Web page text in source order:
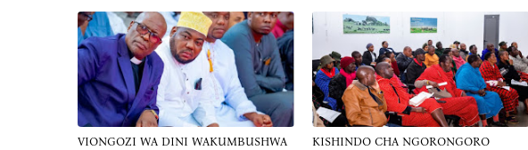
VIONGOZI WA DINI WAKUMBUSHWA KISHINDO CHA NGORONGORO